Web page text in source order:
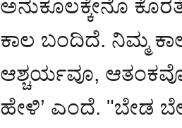
ಅನುಕೂಲಕ್ಕೇನೊ
ಕಾಲ ಬಂದಿದೆ. ನಿಮ್ಮ
ಆಶ್ಚರ್ಯವೂ,
ಹೇಳಿ’ ಎಂದೆ. "ಬೇಡ